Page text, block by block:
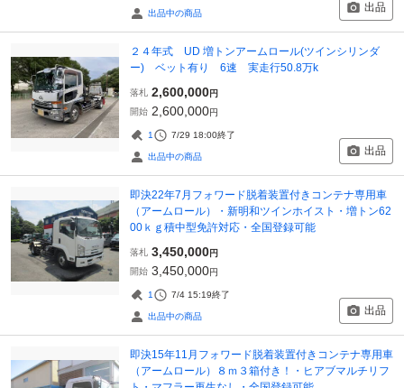
出品中の商品 出品
２４年式 UD 増トンアームロール(ツインシリンダ
ー) ベット有り 6速 実走行50.8万k
落札 2,600,000円
開始 2,600,000円
1 7/29 18:00終了
出品中の商品 出品
即決22年7月フォワード脱着装置付きコンテナ専用車
（アームロール）・新明和ツインホイスト・増トン62
00ｋｇ積中型免許対応・全国登録可能
落札 3,450,000円
開始 3,450,000円
1 7/4 15:19終了
出品中の商品 出品
即決15年11月フォワード脱着装置付きコンテナ専用車
（アームロール）８ｍ３箱付き！・ヒアブマルチリフ